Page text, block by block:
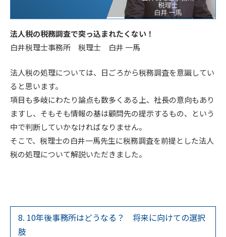
法人税の税務調査で突っ込まれたくない！
白井税理士事務所 税理士 白井 一馬
法人税の処理については、日ごろから税務調査を意識してい
ると思います。
項目も多岐にわたり論点も数多くある上、社長の意向もあり
ますし、そもそも情報の基は顧問先の提示するもの、という
中で判断していかなければなりません。
そこで、税理士の白井一馬先生に税務調査を前提とした法人
税の処理について解説いただきました。
8. 10年後事務所はどうなる？ 将来に向けての選択
肢